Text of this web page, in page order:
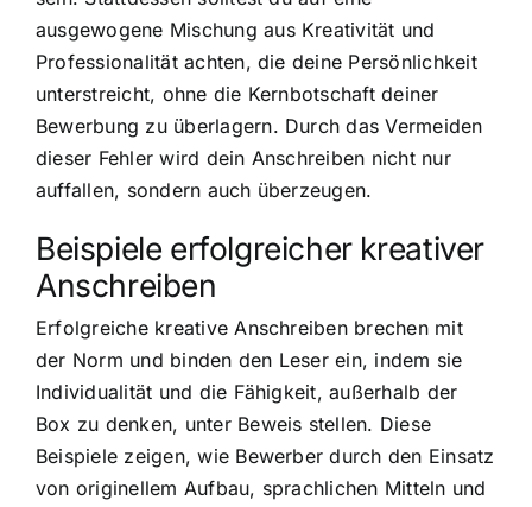
ausgewogene Mischung aus Kreativität und
Professionalität achten, die deine Persönlichkeit
unterstreicht, ohne die Kernbotschaft deiner
Bewerbung zu überlagern. Durch das Vermeiden
dieser Fehler wird dein Anschreiben nicht nur
auffallen, sondern auch überzeugen.
Beispiele erfolgreicher kreativer
Anschreiben
Erfolgreiche kreative Anschreiben brechen mit
der Norm und binden den Leser ein, indem sie
Individualität und die Fähigkeit, außerhalb der
Box zu denken, unter Beweis stellen. Diese
Beispiele zeigen, wie Bewerber durch den Einsatz
von originellem Aufbau, sprachlichen Mitteln und